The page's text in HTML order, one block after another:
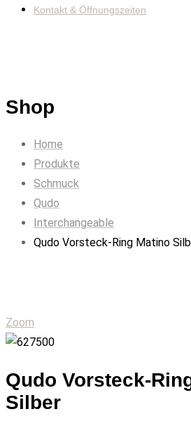
Kontakt & Öffnungszeiten
Shop
Home
Produkte
Schmuck
Qudo
Interchangeable
Qudo Vorsteck-Ring Matino
Zoom
Qudo Vorsteck-
Silber